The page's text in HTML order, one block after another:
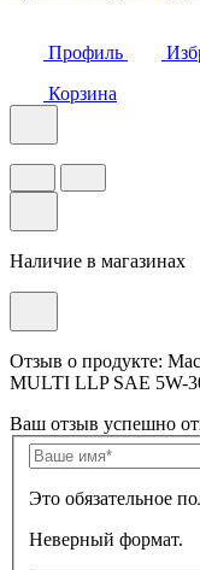
Профиль
Корзина
Наличие в магазинах
Отзыв о продукте:
MULTI LLP SAE 5W-
Ваш отзыв успешно
Это обязательное
Неверный формат.